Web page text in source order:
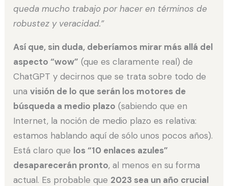
queda mucho trabajo por hacer en términos de
robustez y veracidad.”
Así que, sin duda, deberíamos mirar más allá del
aspecto “wow” (que es claramente real) de
ChatGPT y decirnos que se trata sobre todo de
unavisión de lo que serán los motores de
búsqueda a medio plazo (sabiendo que en
Internet, la noción de medio plazo es relativa:
estamos hablando aquí de sólo unos pocos años).
Está claro que los “10 enlaces azules”
desaparecerán pronto, al menos en su forma
actual. Es probable que 2023 sea un año crucial